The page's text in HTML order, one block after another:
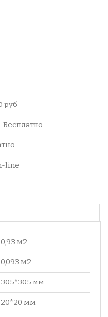
руб
Бесплатно
line
0,93 м2
0,093 м2
305*305 мм
20*20 мм